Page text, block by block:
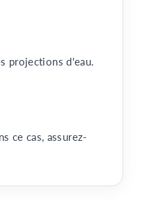
projections d'eau.
ce cas, assurez-